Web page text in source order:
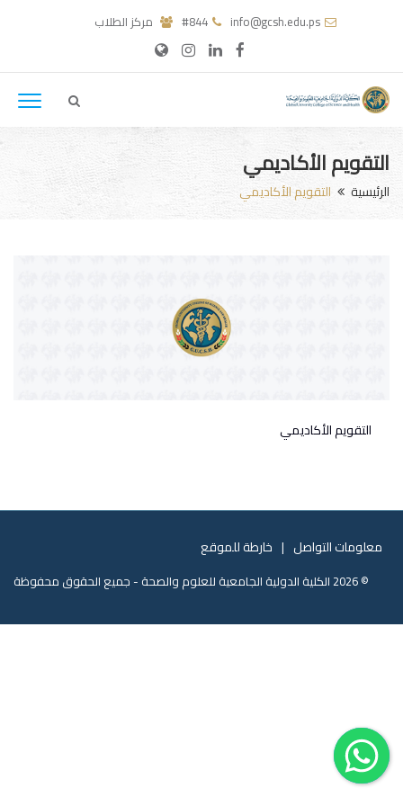
info@gcsh.edu.ps
#844 مركز الطلاب
التقويم الأكاديمي
الرئيسية التقويم الأكاديمي
التقويم الأكاديمي
معلومات التواصل خارطة للموقع
© 2026 الكلية الدولية الجامعية للعلوم والصحة - جميع الحقوق محفوظة